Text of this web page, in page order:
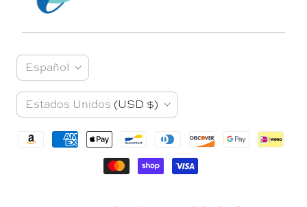
d
i
o
Español
PEstados Unidos (USD $)